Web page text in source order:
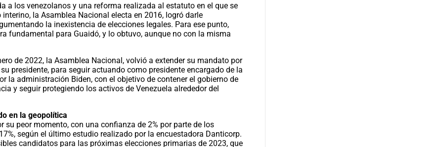
a los venezolanos y una reforma realizada al estatuto en el que se
la Asamblea Nacional electa en 2016, logró darle
la inexistencia de elecciones legales. Para ese punto,
fundamental para Guaidó, y lo obtuvo, aunque no con la misma
de 2022, la Asamblea Nacional, volvió a extender su mandato por
presidente, para seguir actuando como presidente encargado de la
la administración Biden, con el objetivo de contener el gobierno de
y seguir protegiendo los activos de Venezuela alrededor del
en la geopolítica
su peor momento, con una confianza de 2% por parte de los
según el último estudio realizado por la encuestadora Danticorp.
candidatos para las próximas elecciones primarias de 2023, que